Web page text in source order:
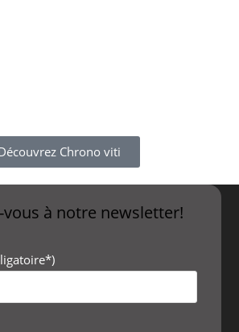
Chrono viti
vous à notre newsletter!